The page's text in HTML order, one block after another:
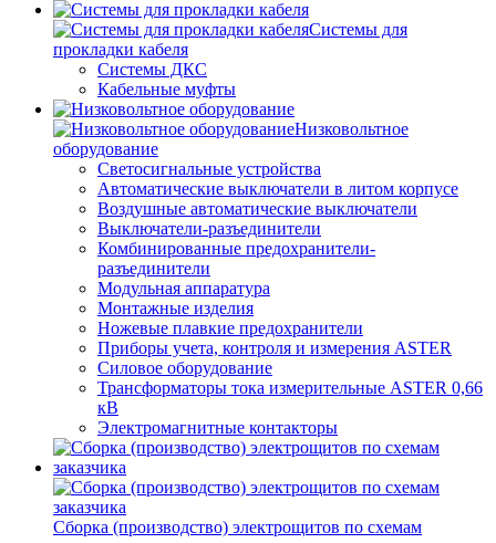
Системы для
прокладки кабеля
Системы ДКС
Кабельные муфты
Низковольтное
оборудование
Светосигнальные устройства
Автоматические выключатели в литом корпусе
Воздушные автоматические выключатели
Выключатели-разъединители
Комбинированные предохранители-
разъединители
Модульная аппаратура
Монтажные изделия
Ножевые плавкие предохранители
Приборы учета, контроля и измерения ASTER
Силовое оборудование
Трансформаторы тока измерительные ASTER 0,66
кВ
Электромагнитные контакторы
Сборка (производство) электрощитов по схемам